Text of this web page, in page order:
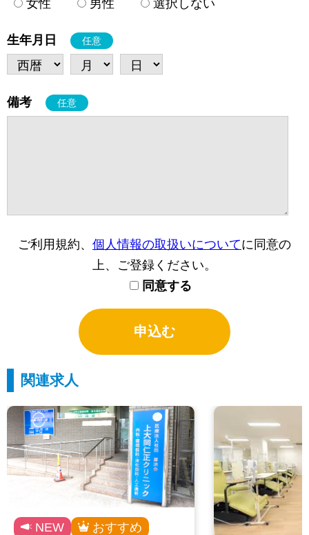
女性 男性 選択しない
生年月日 任意
備考 任意
ご利用規約、 個人情報の取扱いについてに同意の
上、ご登録ください。
同意する
関連求人
NEW おすすめ